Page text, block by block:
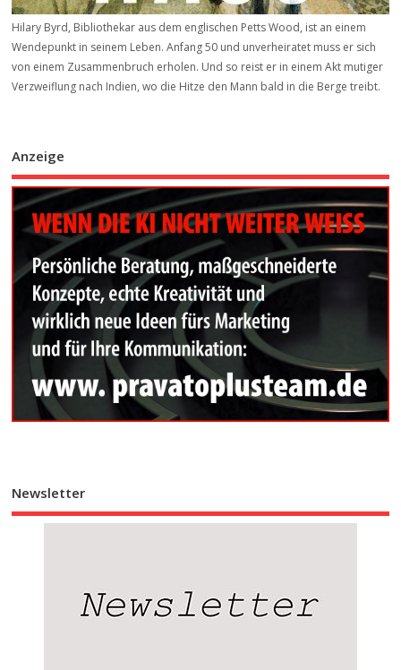
Hilary Byrd, Bibliothekar aus dem englischen Petts Wood, ist an einem
Wendepunkt in seinem Leben. Anfang 50 und unverheiratet muss er sich
von einem Zusammenbruch erholen. Und so reist er in einem Akt mutiger
Verzweiflung nach Indien, wo die Hitze den Mann bald in die Berge treibt.
Anzeige
Newsletter